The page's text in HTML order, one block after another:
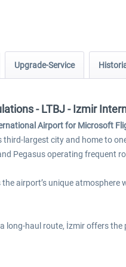
Upgrade-Service
- LTBJ - Izmir
Airport for Microsoft
third-largest city and home to
Pegasus operating frequent
airport’s unique
long-haul route, İzmir offers